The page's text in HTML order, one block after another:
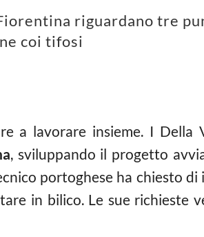
riguardano tre
coi tifosi
a lavorare insieme. I Della
, sviluppando il progetto
portoghese ha chiesto di
in bilico. Le sue richieste